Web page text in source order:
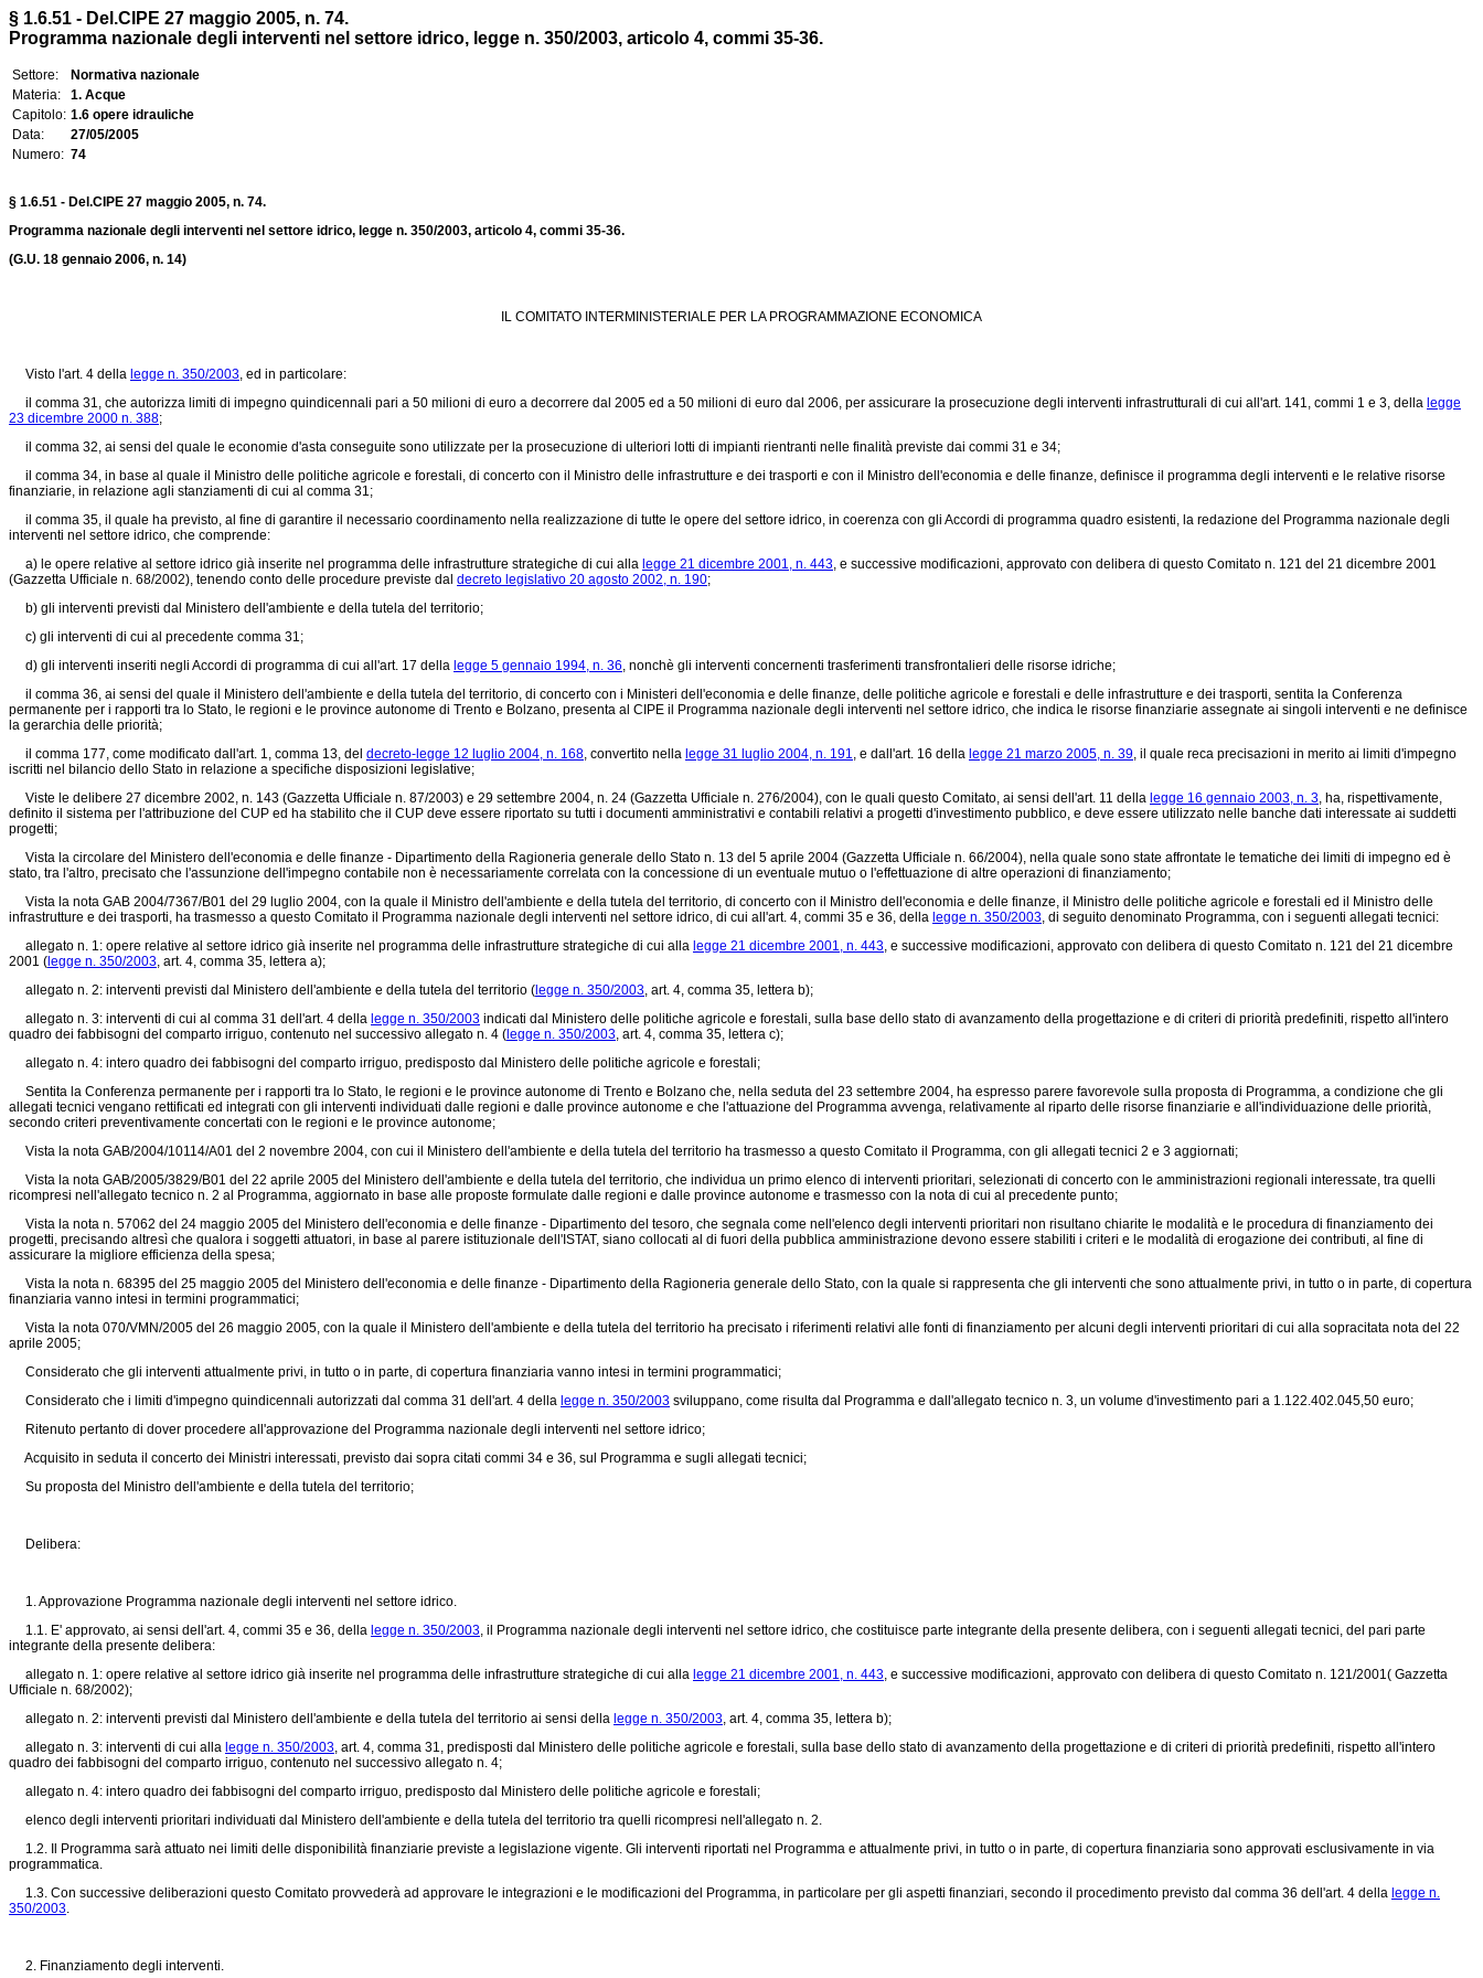
§ 1.6.51 - Del.CIPE 27 maggio 2005, n. 74.
Programma nazionale degli interventi nel settore idrico, legge n. 350/2003, articolo 4, commi 35-36.
Settore:
Normativa nazionale
Materia:
1. Acque
Capitolo: 1.6 opere idrauliche
Data:
27/05/2005
Numero: 74
§ 1.6.51 - Del.CIPE 27 maggio 2005, n. 74.
Programma nazionale degli interventi nel settore idrico, legge n. 350/2003, articolo 4, commi 35-36.
(G.U. 18 gennaio 2006, n. 14)
IL COMITATO INTERMINISTERIALE PER LA PROGRAMMAZIONE ECONOMICA
Visto l'art. 4 della legge n. 350/2003, ed in particolare:
il comma 31, che autorizza limiti di impegno quindicennali pari a 50 milioni di euro a decorrere dal 2005 ed a 50 milioni di euro dal 2006, per assicurare la prosecuzione degli interventi infrastrutturali di cui all'art. 141, commi 1 e 3, della legge
23 dicembre 2000 n. 388;
il comma 32, ai sensi del quale le economie d'asta conseguite sono utilizzate per la prosecuzione di ulteriori lotti di impianti rientranti nelle finalità previste dai commi 31 e 34;
il comma 34, in base al quale il Ministro delle politiche agricole e forestali, di concerto con il Ministro delle infrastrutture e dei trasporti e con il Ministro dell'economia e delle finanze, definisce il programma degli interventi e le relative risorse
finanziarie, in relazione agli stanziamenti di cui al comma 31;
il comma 35, il quale ha previsto, al fine di garantire il necessario coordinamento nella realizzazione di tutte le opere del settore idrico, in coerenza con gli Accordi di programma quadro esistenti, la redazione del Programma nazionale degli
interventi nel settore idrico, che comprende:
a) le opere relative al settore idrico già inserite nel programma delle infrastrutture strategiche di cui alla legge 21 dicembre 2001, n. 443, e successive modificazioni, approvato con delibera di questo Comitato n. 121 del 21 dicembre 2001
(Gazzetta Ufficiale n. 68/2002), tenendo conto delle procedure previste dal decreto legislativo 20 agosto 2002, n. 190;
b) gli interventi previsti dal Ministero dell'ambiente e della tutela del territorio;
c) gli interventi di cui al precedente comma 31;
d) gli interventi inseriti negli Accordi di programma di cui all'art. 17 della legge 5 gennaio 1994, n. 36, nonchè gli interventi concernenti trasferimenti transfrontalieri delle risorse idriche;
il comma 36, ai sensi del quale il Ministero dell'ambiente e della tutela del territorio, di concerto con i Ministeri dell'economia e delle finanze, delle politiche agricole e forestali e delle infrastrutture e dei trasporti, sentita la Conferenza
permanente per i rapporti tra lo Stato, le regioni e le province autonome di Trento e Bolzano, presenta al CIPE il Programma nazionale degli interventi nel settore idrico, che indica le risorse finanziarie assegnate ai singoli interventi e ne definisce
la gerarchia delle priorità;
il comma 177, come modificato dall'art. 1, comma 13, del decreto-legge 12 luglio 2004, n. 168, convertito nella legge 31 luglio 2004, n. 191, e dall'art. 16 della legge 21 marzo 2005, n. 39, il quale reca precisazioni in merito ai limiti d'impegno
iscritti nel bilancio dello Stato in relazione a specifiche disposizioni legislative;
Viste le delibere 27 dicembre 2002, n. 143 (Gazzetta Ufficiale n. 87/2003) e 29 settembre 2004, n. 24 (Gazzetta Ufficiale n. 276/2004), con le quali questo Comitato, ai sensi dell'art. 11 della legge 16 gennaio 2003, n. 3, ha, rispettivamente,
definito il sistema per l'attribuzione del CUP ed ha stabilito che il CUP deve essere riportato su tutti i documenti amministrativi e contabili relativi a progetti d'investimento pubblico, e deve essere utilizzato nelle banche dati interessate ai suddetti
progetti;
Vista la circolare del Ministero dell'economia e delle finanze - Dipartimento della Ragioneria generale dello Stato n. 13 del 5 aprile 2004 (Gazzetta Ufficiale n. 66/2004), nella quale sono state affrontate le tematiche dei limiti di impegno ed è
stato, tra l'altro, precisato che l'assunzione dell'impegno contabile non è necessariamente correlata con la concessione di un eventuale mutuo o l'effettuazione di altre operazioni di finanziamento;
Vista la nota GAB 2004/7367/B01 del 29 luglio 2004, con la quale il Ministro dell'ambiente e della tutela del territorio, di concerto con il Ministro dell'economia e delle finanze, il Ministro delle politiche agricole e forestali ed il Ministro delle
infrastrutture e dei trasporti, ha trasmesso a questo Comitato il Programma nazionale degli interventi nel settore idrico, di cui all'art. 4, commi 35 e 36, della legge n. 350/2003, di seguito denominato Programma, con i seguenti allegati tecnici:
allegato n. 1: opere relative al settore idrico già inserite nel programma delle infrastrutture strategiche di cui alla legge 21 dicembre 2001, n. 443, e successive modificazioni, approvato con delibera di questo Comitato n. 121 del 21 dicembre
2001 ( legge n. 350/2003, art. 4, comma 35, lettera a);
allegato n. 2: interventi previsti dal Ministero dell'ambiente e della tutela del territorio ( legge n. 350/2003, art. 4, comma 35, lettera b);
allegato n. 3: interventi di cui al comma 31 dell'art. 4 della legge n. 350/2003 indicati dal Ministero delle politiche agricole e forestali, sulla base dello stato di avanzamento della progettazione e di criteri di priorità predefiniti, rispetto all'intero
quadro dei fabbisogni del comparto irriguo, contenuto nel successivo allegato n. 4 ( legge n. 350/2003, art. 4, comma 35, lettera c);
allegato n. 4: intero quadro dei fabbisogni del comparto irriguo, predisposto dal Ministero delle politiche agricole e forestali;
Sentita la Conferenza permanente per i rapporti tra lo Stato, le regioni e le province autonome di Trento e Bolzano che, nella seduta del 23 settembre 2004, ha espresso parere favorevole sulla proposta di Programma, a condizione che gli
allegati tecnici vengano rettificati ed integrati con gli interventi individuati dalle regioni e dalle province autonome e che l'attuazione del Programma avvenga, relativamente al riparto delle risorse finanziarie e all'individuazione delle priorità,
secondo criteri preventivamente concertati con le regioni e le province autonome;
Vista la nota GAB/2004/10114/A01 del 2 novembre 2004, con cui il Ministero dell'ambiente e della tutela del territorio ha trasmesso a questo Comitato il Programma, con gli allegati tecnici 2 e 3 aggiornati;
Vista la nota GAB/2005/3829/B01 del 22 aprile 2005 del Ministero dell'ambiente e della tutela del territorio, che individua un primo elenco di interventi prioritari, selezionati di concerto con le amministrazioni regionali interessate, tra quelli
ricompresi nell'allegato tecnico n. 2 al Programma, aggiornato in base alle proposte formulate dalle regioni e dalle province autonome e trasmesso con la nota di cui al precedente punto;
Vista la nota n. 57062 del 24 maggio 2005 del Ministero dell'economia e delle finanze - Dipartimento del tesoro, che segnala come nell'elenco degli interventi prioritari non risultano chiarite le modalità e le procedura di finanziamento dei
progetti, precisando altresì che qualora i soggetti attuatori, in base al parere istituzionale dell'ISTAT, siano collocati al di fuori della pubblica amministrazione devono essere stabiliti i criteri e le modalità di erogazione dei contributi, al fine di
assicurare la migliore efficienza della spesa;
Vista la nota n. 68395 del 25 maggio 2005 del Ministero dell'economia e delle finanze - Dipartimento della Ragioneria generale dello Stato, con la quale si rappresenta che gli interventi che sono attualmente privi, in tutto o in parte, di copertura
finanziaria vanno intesi in termini programmatici;
Vista la nota 070/VMN/2005 del 26 maggio 2005, con la quale il Ministero dell'ambiente e della tutela del territorio ha precisato i riferimenti relativi alle fonti di finanziamento per alcuni degli interventi prioritari di cui alla sopracitata nota del 22
aprile 2005;
Considerato che gli interventi attualmente privi, in tutto o in parte, di copertura finanziaria vanno intesi in termini programmatici;
Considerato che i limiti d'impegno quindicennali autorizzati dal comma 31 dell'art. 4 della legge n. 350/2003 sviluppano, come risulta dal Programma e dall'allegato tecnico n. 3, un volume d'investimento pari a 1.122.402.045,50 euro;
Ritenuto pertanto di dover procedere all'approvazione del Programma nazionale degli interventi nel settore idrico;
Acquisito in seduta il concerto dei Ministri interessati, previsto dai sopra citati commi 34 e 36, sul Programma e sugli allegati tecnici;
Su proposta del Ministro dell'ambiente e della tutela del territorio;
Delibera:
1. Approvazione Programma nazionale degli interventi nel settore idrico.
1.1. E' approvato, ai sensi dell'art. 4, commi 35 e 36, della legge n. 350/2003, il Programma nazionale degli interventi nel settore idrico, che costituisce parte integrante della presente delibera, con i seguenti allegati tecnici, del pari parte
integrante della presente delibera:
allegato n. 1: opere relative al settore idrico già inserite nel programma delle infrastrutture strategiche di cui alla legge 21 dicembre 2001, n. 443, e successive modificazioni, approvato con delibera di questo Comitato n. 121/2001( Gazzetta
Ufficiale n. 68/2002);
allegato n. 2: interventi previsti dal Ministero dell'ambiente e della tutela del territorio ai sensi della legge n. 350/2003, art. 4, comma 35, lettera b);
allegato n. 3: interventi di cui alla legge n. 350/2003, art. 4, comma 31, predisposti dal Ministero delle politiche agricole e forestali, sulla base dello stato di avanzamento della progettazione e di criteri di priorità predefiniti, rispetto all'intero
quadro dei fabbisogni del comparto irriguo, contenuto nel successivo allegato n. 4;
allegato n. 4: intero quadro dei fabbisogni del comparto irriguo, predisposto dal Ministero delle politiche agricole e forestali;
elenco degli interventi prioritari individuati dal Ministero dell'ambiente e della tutela del territorio tra quelli ricompresi nell'allegato n. 2.
1.2. Il Programma sarà attuato nei limiti delle disponibilità finanziarie previste a legislazione vigente. Gli interventi riportati nel Programma e attualmente privi, in tutto o in parte, di copertura finanziaria sono approvati esclusivamente in via
programmatica.
1.3. Con successive deliberazioni questo Comitato provvederà ad approvare le integrazioni e le modificazioni del Programma, in particolare per gli aspetti finanziari, secondo il procedimento previsto dal comma 36 dell'art. 4 della legge n.
350/2003.
2. Finanziamento degli interventi.